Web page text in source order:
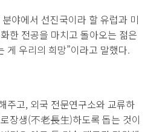
야에서 선진국이라 할 유럽과 미
한 전공을 마치고 돌아오는 젊은
게 우리의 희망”이라고 말했다.
주고, 외국 전문연구소와 교류하
장생(不老長生)하도록 돕는 것이